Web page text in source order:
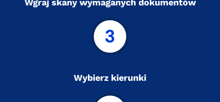
Wgraj skany wymaganych dokumentów
Wybierz kierunki